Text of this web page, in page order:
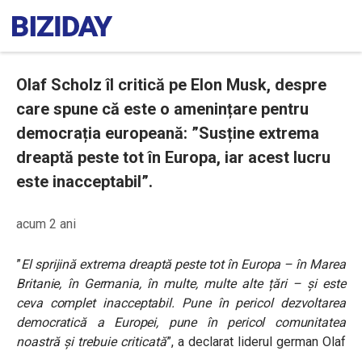
Olaf Scholz îl critică pe Elon Musk, despre
care spune că este o amenințare pentru
democrația europeană: ”Susține extrema
dreaptă peste tot în Europa, iar acest lucru
este inacceptabil”.
acum 2 ani
”El sprijină extrema dreaptă peste tot în Europa – în Marea
Britanie, în Germania, în multe, multe alte țări – și este
ceva complet inacceptabil. Pune în pericol dezvoltarea
democratică a Europei, pune în pericol comunitatea
noastră și trebuie criticată”, a declarat liderul german Olaf